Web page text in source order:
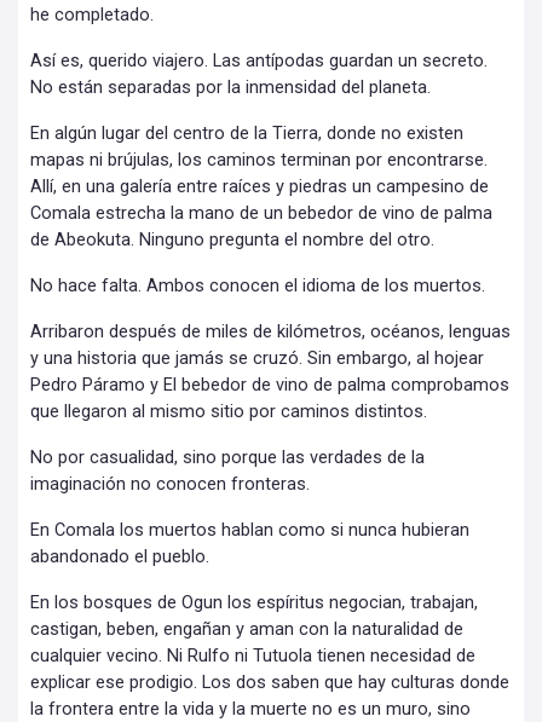
he completado.
Así es, querido viajero. Las antípodas guardan un secreto.
No están separadas por la inmensidad del planeta.
En algún lugar del centro de la Tierra, donde no existen
mapas ni brújulas, los caminos terminan por encontrarse.
Allí, en una galería entre raíces y piedras un campesino de
Comala estrecha la mano de un bebedor de vino de palma
de Abeokuta. Ninguno pregunta el nombre del otro.
No hace falta. Ambos conocen el idioma de los muertos.
Arribaron después de miles de kilómetros, océanos, lenguas
y una historia que jamás se cruzó. Sin embargo, al hojear
Pedro Páramo y El bebedor de vino de palma comprobamos
que llegaron al mismo sitio por caminos distintos.
No por casualidad, sino porque las verdades de la
imaginación no conocen fronteras.
En Comala los muertos hablan como si nunca hubieran
abandonado el pueblo.
En los bosques de Ogun los espíritus negocian, trabajan,
castigan, beben, engañan y aman con la naturalidad de
cualquier vecino. Ni Rulfo ni Tutuola tienen necesidad de
explicar ese prodigio. Los dos saben que hay culturas donde
la frontera entre la vida y la muerte no es un muro, sino